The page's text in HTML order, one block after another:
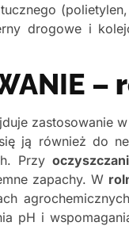
drogowe i
–
zastosowanie
ją również do
Przy
zapachy. W
pH i